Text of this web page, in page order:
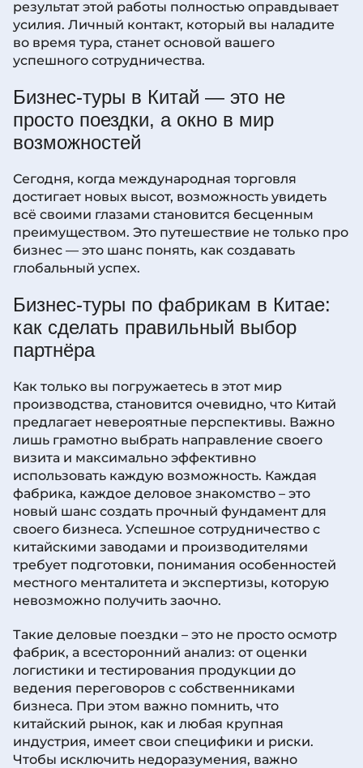
результат этой работы полностью оправдывает
усилия. Личный контакт, который вы наладите
во время тура, станет основой вашего
успешного сотрудничества.
Бизнес-туры в Китай — это не
просто поездки, а окно в мир
возможностей
Сегодня, когда международная торговля
достигает новых высот, возможность увидеть
всё своими глазами становится бесценным
преимуществом. Это путешествие не только про
бизнес — это шанс понять, как создавать
глобальный успех.
Бизнес-туры по фабрикам в Китае:
как сделать правильный выбор
партнёра
Как только вы погружаетесь в этот мир
производства, становится очевидно, что Китай
предлагает невероятные перспективы. Важно
лишь грамотно выбрать направление своего
визита и максимально эффективно
использовать каждую возможность. Каждая
фабрика, каждое деловое знакомство – это
новый шанс создать прочный фундамент для
своего бизнеса. Успешное сотрудничество с
китайскими заводами и производителями
требует подготовки, понимания особенностей
местного менталитета и экспертизы, которую
невозможно получить заочно.
Такие деловые поездки – это не просто осмотр
фабрик, а всесторонний анализ: от оценки
логистики и тестирования продукции до
ведения переговоров с собственниками
бизнеса. При этом важно помнить, что
китайский рынок, как и любая крупная
индустрия, имеет свои специфики и риски.
Чтобы исключить недоразумения, важно